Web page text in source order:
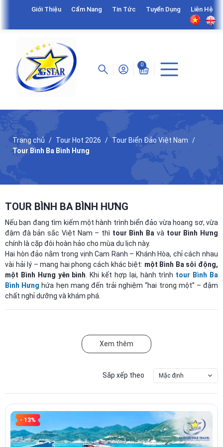
Giới Thiệu Cẩm Nang Tin Tức Tuyển Dụng Liên Hệ
0
Trang chủ Tour Hot 2026
Tour Biển Đảo Việt Nam
Tour Bình Ba Bình Hưng
TOUR BÌNH BA BÌNH HƯNG
Nếu bạn đang tìm kiếm một hành trình biển đảo vừa hoang sơ, vừa
đậm đà bản sắc Việt Nam – thì tour Bình Ba và tour Bình Hưng
chính là cặp đôi hoàn hảo cho mùa du lịch này.
Hai hòn đảo nằm trong vịnh Cam Ranh – Khánh Hòa, chỉ cách nhau
vài hải lý – mang hai phong cách khác biệt: một Bình Ba sôi động,
một Bình Hưng yên bình. Khi kết hợp lại, hành trình tour Bình Ba
Bình Hưng hứa hẹn mang đến trải nghiệm “hai trong một” – đậm
chất nghỉ dưỡng và khám phá.
GIỮA BIỂN CAM RANH
là một trong những hành trình nổi tiếng nhất
rũ và ẩm thực đặc sắc. Nằm cách đất liền khoảng 15km, Bình Ba
chào đón du khách bằng làn nước xanh trong vắt, những bãi cát
trắng phau và không khí trong lành đến ngỡ ngàng.
Xem thêm
Sắp xếp theo Mặc định
- 13%